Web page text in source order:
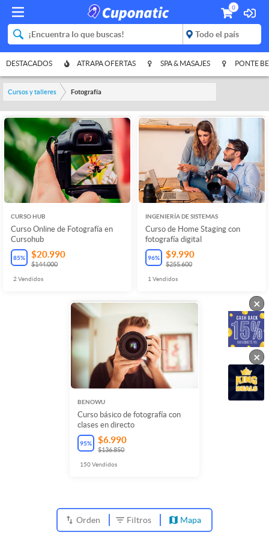
0
DESTACADOS ATRAPA OFERTAS SPA & MASAJES PONTE
Cursos y talleres Fotografía
CURSO HUB
Curso Online de Fotografía en
Cursohub
85% $20.990
$144.000
2 Vendidos
INGENIERÍA DE SISTEMAS
Curso de Home Staging con
fotografía digital
96% $9.990
$255.600
1 Vendidos
BENOWU
Curso básico de fotografía con
clases en directo
95% $6.990
$136.850
150Vendidos
Orden Filtros Mapa
×
×